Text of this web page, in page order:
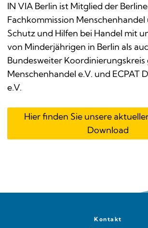
IN VIA Berlin ist Mitglied der
Fachkommission
Schutz und Hilfen bei Handel mit
von Minderjährigen in Berlin als
Bundesweiter Koordinierungskreis
Menschenhandel e.V. und ECPAT
e.V.
Hier finden Sie unsere
Download
Kontakt